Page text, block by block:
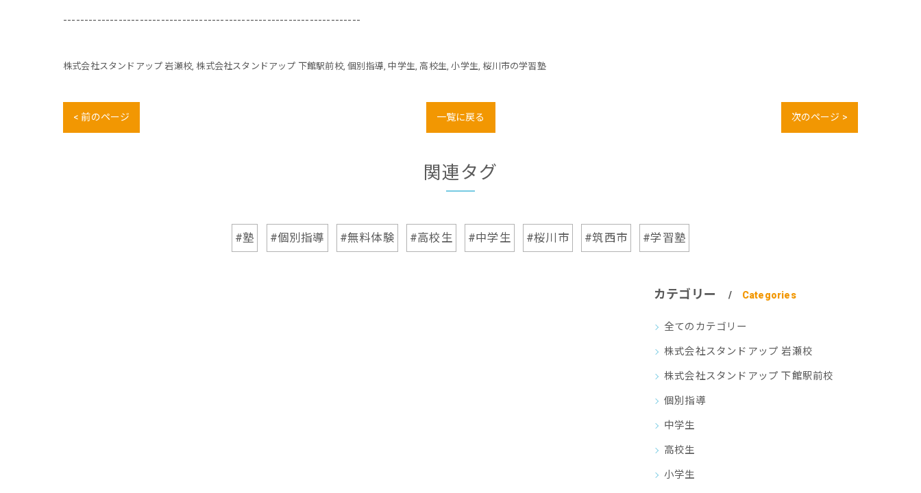
----------------------------------------------------------------------
株式会社スタンドアップ 岩瀬校 株式会社スタンドアップ 下館駅前校 個別指導 中学生 高校生 小学生 桜川市の学習塾
< 前のページ 一覧に戻る 次のページ >
関連タグ
#塾 #個別指導 #無料体験 #高校生 #中学生 #桜川市 #筑西市 #学習塾
カテゴリー Categories
全てのカテゴリー
株式会社スタンドアップ 岩瀬校
株式会社スタンドアップ 下館駅前校
個別指導
中学生
高校生
小学生